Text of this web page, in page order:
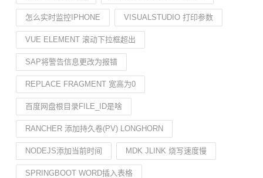
怎么实时监控IPHONE VISUALSTUDIO 打印参数
VUE ELEMENT 滚动下拉框超出
SAP将警告信息更改为报错
REPLACE FRAGMENT 宽高为0
百度网盘根目录FILE_ID是啥
RANCHER 添加持久卷(PV) LONGHORN
NODEJS添加当前时间 MDK JLINK 烧写速度慢
SPRINGBOOT WORD插入表格